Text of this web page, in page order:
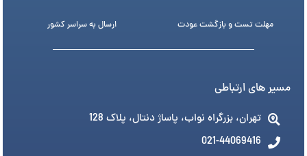
مهلت تست و بازگشت عودت ارسال به سراسر کشور
مسیر های ارتباطی
تهران، بزرگراه نواب، پاساژ دنتال، پلاک 128
021-44069416